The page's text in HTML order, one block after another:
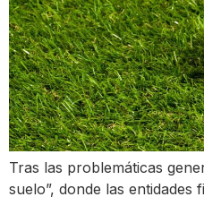
Tras las problemáticas
suelo”, donde las entidades